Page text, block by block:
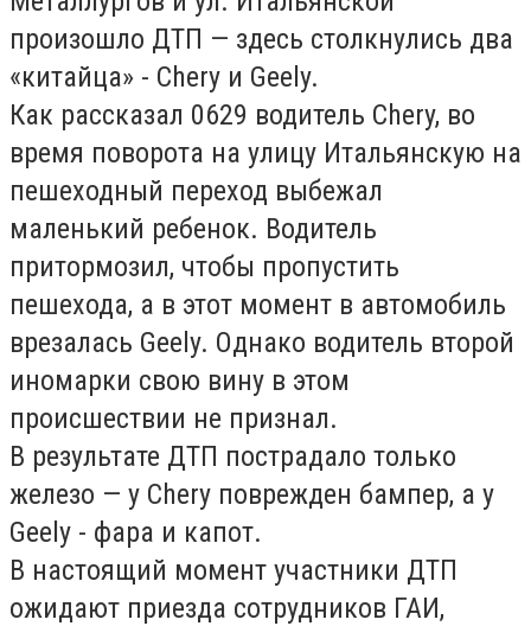
произошло ДТП — здесь столкнулись два
«китайца» - Chery и Geely.
Как рассказал 0629 водитель Chery, во
время поворота на улицу Итальянскую на
пешеходный переход выбежал
маленький ребенок. Водитель
притормозил, чтобы пропустить
пешехода, а в этот момент в автомобиль
врезалась Geely. Однако водитель второй
иномарки свою вину в этом
происшествии не признал.
В результате ДТП пострадало только
железо — у Chery поврежден бампер, а у
Geely - фара и капот.
В настоящий момент участники ДТП
ожидают приезда сотрудников ГАИ,